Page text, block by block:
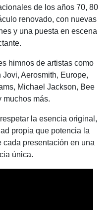
de los años 70, 80
renovado, con nuevas
y una puesta en escena
himnos de artistas como
Aerosmith, Europe,
Michael Jackson, Bee
muchos más.
la esencia original,
propia que potencia la
cada presentación en una
única.